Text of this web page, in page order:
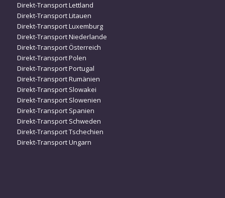
Direkt-Transport Lettland
Direkt-Transport Litauen
Direkt-Transport Luxemburg
Direkt-Transport Niederlande
Direkt-Transport Österreich
Direkt-Transport Polen
Direkt-Transport Portugal
Direkt-Transport Rumänien
Direkt-Transport Slowakei
Direkt-Transport Slowenien
Direkt-Transport Spanien
Direkt-Transport Schweden
Direkt-Transport Tschechien
Direkt-Transport Ungarn